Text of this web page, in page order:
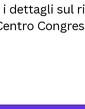
dettagli sul